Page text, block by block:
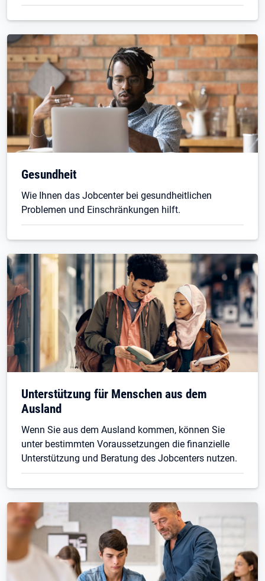
Gesundheit
Wie Ihnen das Jobcenter bei gesundheitlichen
Problemen und Einschränkungen hilft.
Unterstützung für Menschen aus dem
Ausland
Wenn Sie aus dem Ausland kommen, können Sie
unter bestimmten Voraussetzungen die finanzielle
Unterstützung und Beratung des Jobcenters nutzen.